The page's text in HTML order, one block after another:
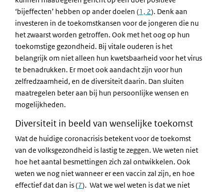
‘bijeffecten’ hebben op ander doelen (1, 2). Denk aan
investeren in de toekomstkansen voor de jongeren die nu
het zwaarst worden getroffen. Ook met het oog op hun
toekomstige gezondheid. Bij vitale ouderen is het
belangrijk om niet alleen hun kwetsbaarheid voor het virus
te benadrukken. Er moet ook aandacht zijn voor hun
zelfredzaamheid, en de diversiteit daarin. Dan sluiten
maatregelen beter aan bij hun persoonlijke wensen en
mogelijkheden.
Diversiteit in beeld van wenselijke toekomst
Wat de huidige coronacrisis betekent voor de toekomst
van de volksgezondheid is lastig te zeggen. We weten niet
hoe het aantal besmettingen zich zal ontwikkelen. Ook
weten we nog niet wanneer er een vaccin zal zijn, en hoe
effectief dat dan is (7). Wat we wel weten is dat we niet